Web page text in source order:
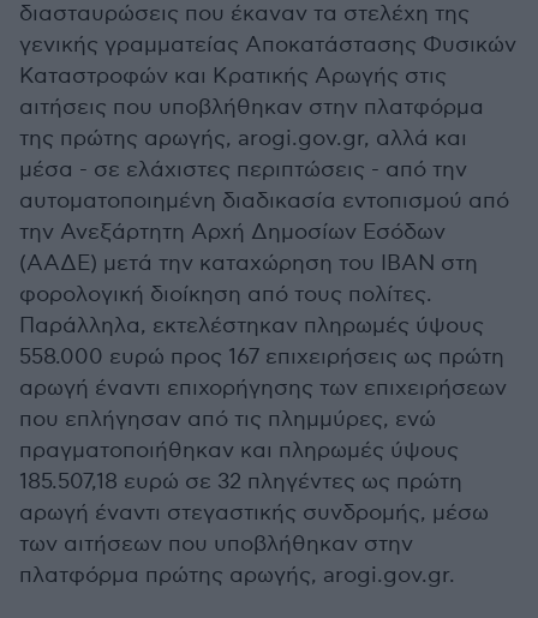
διασταυρώσεις που έκαναν τα στελέχη της
γενικής γραμματείας Αποκατάστασης Φυσικών
Καταστροφών και Κρατικής Αρωγής στις
αιτήσεις που υποβλήθηκαν στην πλατφόρμα
της πρώτης αρωγής, arogi.gov.gr, αλλά και
μέσα - σε ελάχιστες περιπτώσεις - από την
αυτοματοποιημένη διαδικασία εντοπισμού από
την Ανεξάρτητη Αρχή Δημοσίων Εσόδων
(ΑΑΔΕ) μετά την καταχώρηση του IBAN στη
φορολογική διοίκηση από τους πολίτες.
Παράλληλα, εκτελέστηκαν πληρωμές ύψους
558.000 ευρώ προς 167 επιχειρήσεις ως πρώτη
αρωγή έναντι επιχορήγησης των επιχειρήσεων
που επλήγησαν από τις πλημμύρες, ενώ
πραγματοποιήθηκαν και πληρωμές ύψους
185.507,18 ευρώ σε 32 πληγέντες ως πρώτη
αρωγή έναντι στεγαστικής συνδρομής, μέσω
των αιτήσεων που υποβλήθηκαν στην
πλατφόρμα πρώτης αρωγής, arogi.gov.gr.